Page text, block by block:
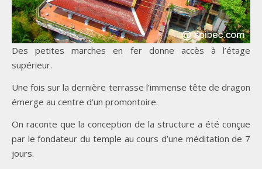
Des petites marches en fer donne accès à l’étage
supérieur.
Une fois sur la dernière terrasse l’immense tête de dragon
émerge au centre d’un promontoire.
On raconte que la conception de la structure a été conçue
par le fondateur du temple au cours d’une méditation de 7
jours.